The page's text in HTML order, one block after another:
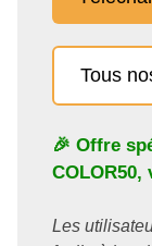
Tous
🎉 Offre
COLOR50,
Les